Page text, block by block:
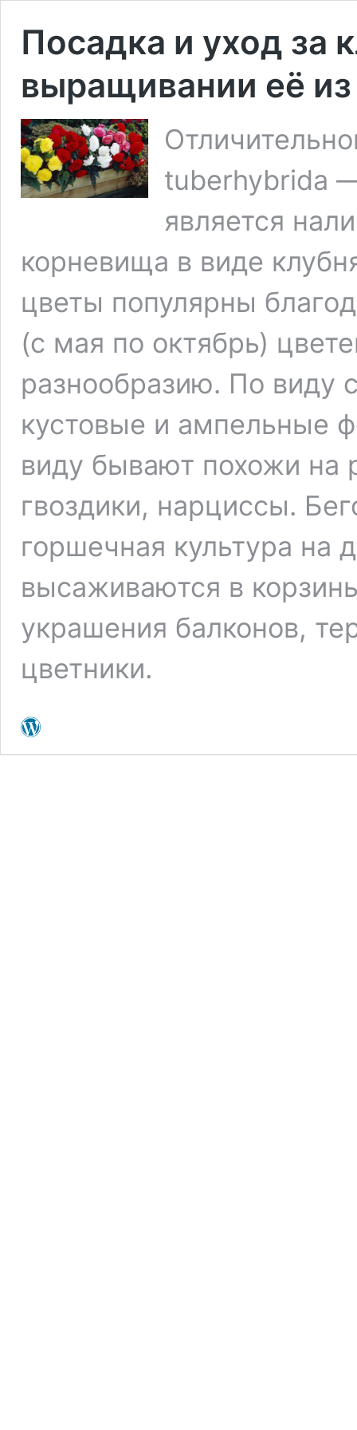
Посадка и уход за
выращивании её
tuberhybrida
является
корневища в виде
цветы популярны
(с мая по октябрь)
разнообразию. По виду
кустовые и ампельные
виду бывают похожи на
гвоздики, нарциссы.
горшечная культура на
высаживаются в
украшения балконов,
цветники.